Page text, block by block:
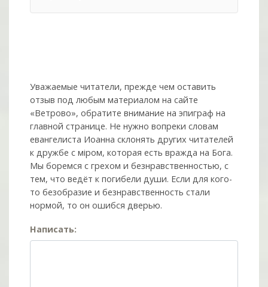
Уважаемые читатели, прежде чем оставить
отзыв под любым материалом на сайте
«Ветрово», обратите внимание на эпиграф на
главной странице. Не нужно вопреки словам
евангелиста Иоанна склонять других читателей
к дружбе с мiром, которая есть вражда на Бога.
Мы боремся с грехом и без­нрав­ствен­ностью, с
тем, что ведёт к погибели души. Если для кого-
то безобразие и безнравственность стали
нормой, то он ошибся дверью.
Написать: